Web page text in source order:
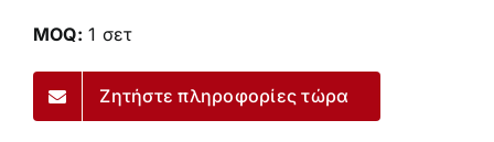
MOQ: 1 σετ
Ζητήστε πληροφορίες τώρα